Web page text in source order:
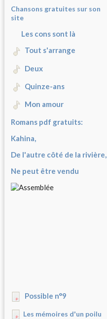
Chansons gratuites sur son
site
Les cons sont là
Tout s'arrange
Deux
Quinze-ans
Mon amour
Romans pdf gratuits:
Kahina,
De l'autre côté de la rivière,
Ne peut être vendu
Possible n°9
Les mémoires d'un poilu